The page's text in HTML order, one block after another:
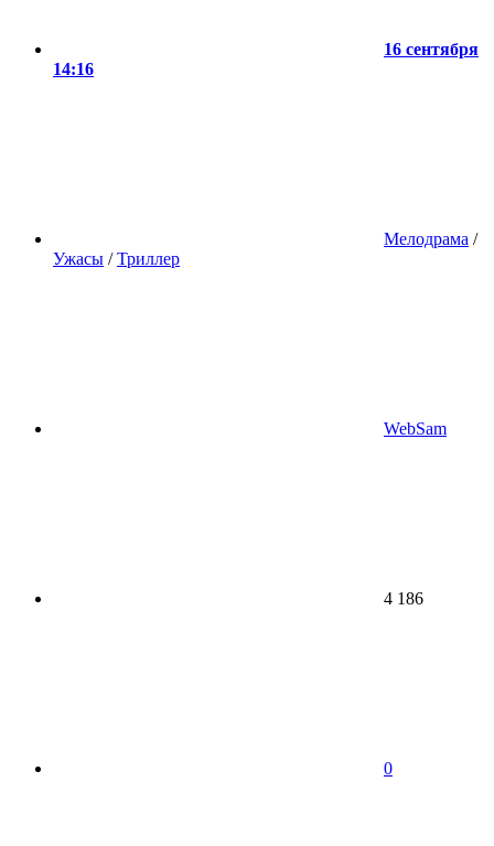
16 сентября
14:16
Мелодрама /
Ужасы /Триллер
WebSam
4 186
0